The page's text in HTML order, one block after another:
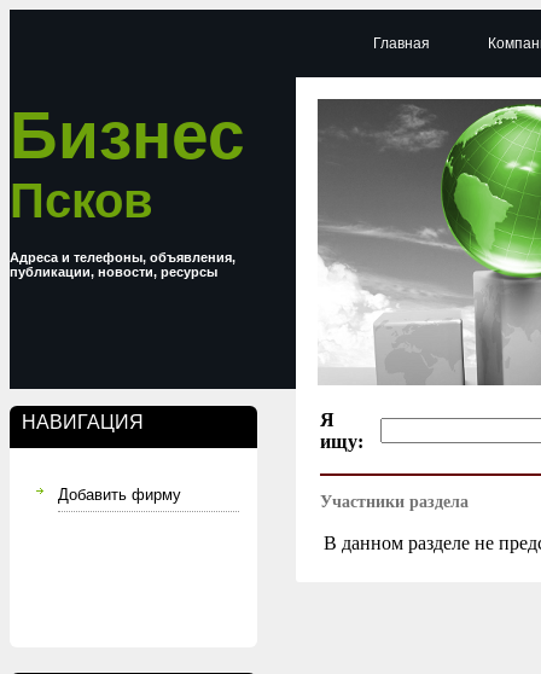
Бизнес
Псков
Адреса и телефоны, объявления,
публикации, новости, ресурсы
НАВИГАЦИЯ
Добавить фирму
Главная
Я
ищу:
Участники раздела
В данном разделе не